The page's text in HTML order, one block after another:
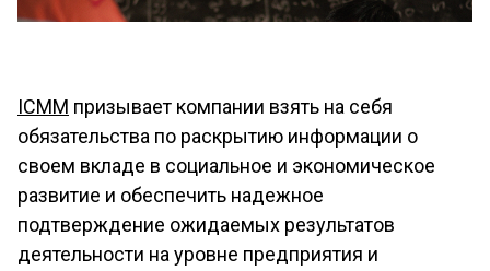
ICMM призывает компании взять на себя
обязательства по раскрытию информации о
своем вкладе в социальное и экономическое
развитие и обеспечить надежное
подтверждение ожидаемых результатов
деятельности на уровне предприятия и